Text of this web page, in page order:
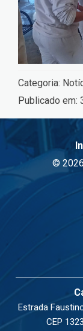
Categoria:
Publicado em:
©
Estrada
CEP